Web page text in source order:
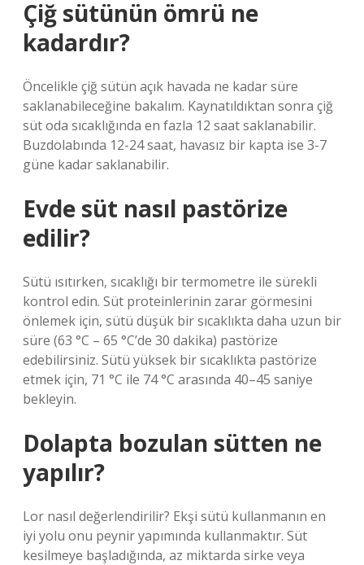
Çiğ sütünün ömrü ne
kadardır?
Öncelikle çiğ sütün açık havada ne kadar süre
saklanabileceğine bakalım. Kaynatıldıktan sonra çiğ
süt oda sıcaklığında en fazla 12 saat saklanabilir.
Buzdolabında 12-24 saat, havasız bir kapta ise 3-7
güne kadar saklanabilir.
Evde süt nasıl pastörize
edilir?
Sütü ısıtırken, sıcaklığı bir termometre ile sürekli
kontrol edin. Süt proteinlerinin zarar görmesini
önlemek için, sütü düşük bir sıcaklıkta daha uzun bir
süre (63 °C – 65 °C’de 30 dakika) pastörize
edebilirsiniz. Sütü yüksek bir sıcaklıkta pastörize
etmek için, 71 °C ile 74 °C arasında 40–45 saniye
bekleyin.
Dolapta bozulan sütten ne
yapılır?
Lor nasıl değerlendirilir? Ekşi sütü kullanmanın en
iyi yolu onu peynir yapımında kullanmaktır. Süt
kesilmeye başladığında, az miktarda sirke veya